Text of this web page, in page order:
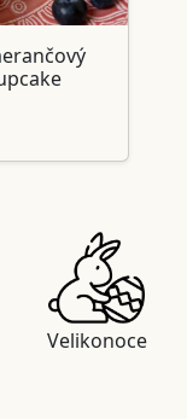
Velikonoce